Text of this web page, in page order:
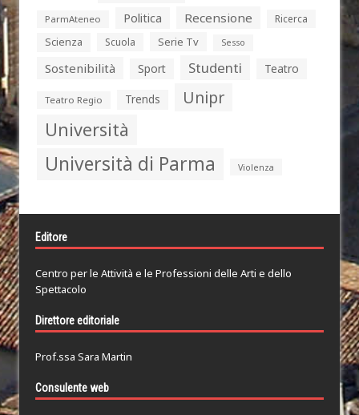
ParmAteneo Politica Recensione
Ricerca
Scienza
Scuola Serie Tv Sesso
Sostenibilità Sport Studenti Teatro
Teatro Regio Trends Unipr
Università
Università di Parma Violenza
Editore
Centro per le Attività e le Professioni delle Arti e dello
Spettacolo
Direttore editoriale
Prof.ssa Sara Martin
Consulente web